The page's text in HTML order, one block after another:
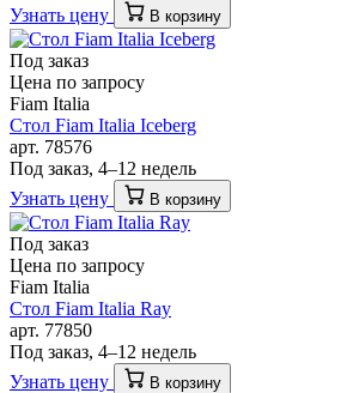
Узнать цену
В корзину
Под заказ
Цена по запросу
Fiam Italia
Стол Fiam Italia Iceberg
арт. 78576
Под заказ, 4–12 недель
Узнать цену
В корзину
Под заказ
Цена по запросу
Fiam Italia
Стол Fiam Italia Ray
арт. 77850
Под заказ, 4–12 недель
Узнать цену
В корзину